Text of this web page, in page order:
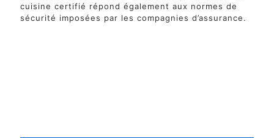
cuisine certifié répond également aux normes de
sécurité imposées par les compagnies d’assurance.